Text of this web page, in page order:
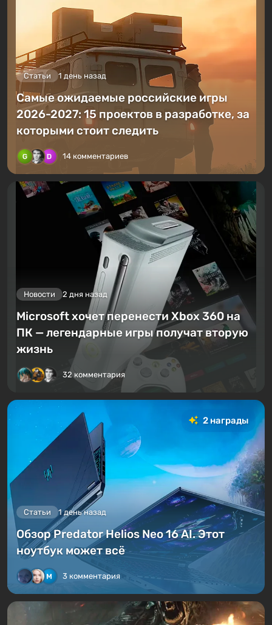
Статьи 1 день назад
Самые ожидаемые российские игры
2026-2027: 15 проектов в разработке, за
которыми стоит следить
14 комментариев
Новости 2 дня назад
Microsoft хочет перенести Xbox 360 на
ПК — легендарные игры получат вторую
жизнь
32 комментария
2 награды
Статьи 1 день назад
Обзор Predator Helios Neo 16 AI. Этот
ноутбук может всё
3 комментария